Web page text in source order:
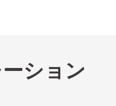
ション